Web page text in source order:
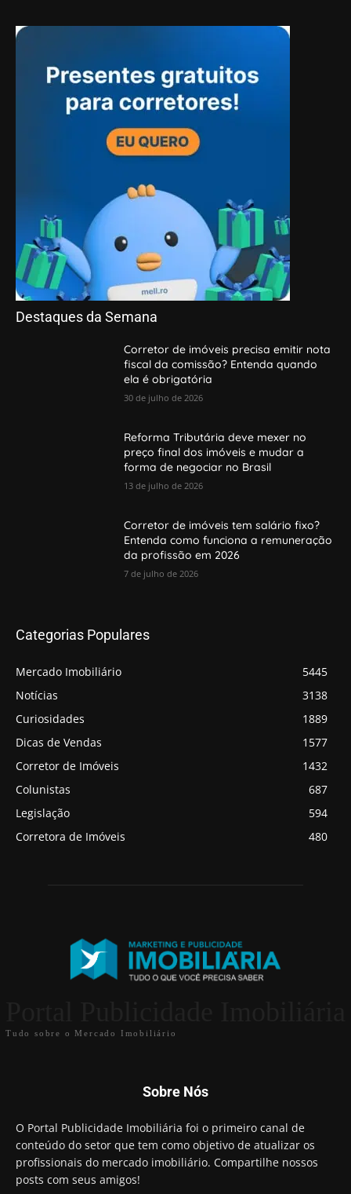
Destaques da Semana
Corretor de imóveis precisa emitir nota
fiscal da comissão? Entenda quando
ela é obrigatória
30 de julho de 2026
Reforma Tributária deve mexer no
preço final dos imóveis e mudar a
forma de negociar no Brasil
13 de julho de 2026
Corretor de imóveis tem salário fixo?
Entenda como funciona a remuneração
da profissão em 2026
7 de julho de 2026
Categorias Populares
Mercado Imobiliário
5445
Notícias
3138
Curiosidades
1889
Dicas de Vendas
1577
Corretor de Imóveis
1432
Colunistas
687
Legislação
594
Corretora de Imóveis
480
Tudo sobre o Mercado Imobiliário
Sobre Nós
O Portal Publicidade Imobiliária foi o primeiro canal de
conteúdo do setor que tem como objetivo de atualizar os
profissionais do mercado imobiliário. Compartilhe nossos
posts com seus amigos!